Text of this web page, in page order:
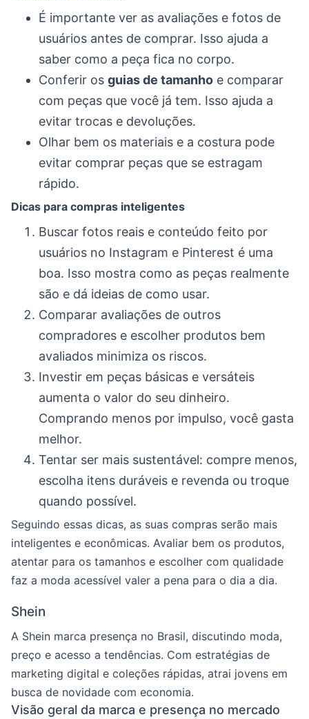
É importante ver as avaliações e fotos de
usuários antes de comprar. Isso ajuda a
saber como a peça fica no corpo.
Conferir os guias de tamanho e comparar
com peças que você já tem. Isso ajuda a
evitar trocas e devoluções.
Olhar bem os materiais e a costura pode
evitar comprar peças que se estragam
rápido.
Dicas para compras inteligentes
Buscar fotos reais e conteúdo feito por
usuários no Instagram e Pinterest é uma
boa. Isso mostra como as peças realmente
são e dá ideias de como usar.
Comparar avaliações de outros
compradores e escolher produtos bem
avaliados minimiza os riscos.
Investir em peças básicas e versáteis
aumenta o valor do seu dinheiro.
Comprando menos por impulso, você gasta
melhor.
Tentar ser mais sustentável: compre menos,
escolha itens duráveis e revenda ou troque
quando possível.
Seguindo essas dicas, as suas compras serão mais
inteligentes e econômicas. Avaliar bem os produtos,
atentar para os tamanhos e escolher com qualidade
faz a moda acessível valer a pena para o dia a dia.
Shein
A Shein marca presença no Brasil, discutindo moda,
preço e acesso a tendências. Com estratégias de
marketing digital e coleções rápidas, atrai jovens em
busca de novidade com economia.
Visão geral da marca e presença no mercado